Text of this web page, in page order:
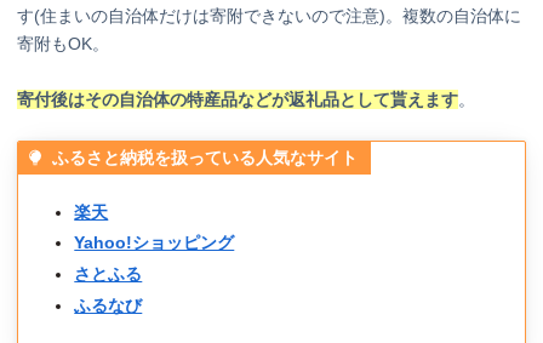
す(住まいの自治体だけは寄附できないので注意)。複数の自治体に
寄附もOK。
寄付後はその自治体の特産品などが返礼品として貰えます。
ふるさと納税を扱っている人気なサイト
楽天
Yahoo!ショッピング
さとふる
ふるなび